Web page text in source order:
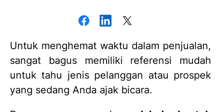
Untuk menghemat waktu dalam penjualan,
sangat bagus memiliki referensi mudah
untuk tahu jenis pelanggan atau prospek
yang sedang Anda ajak bicara.